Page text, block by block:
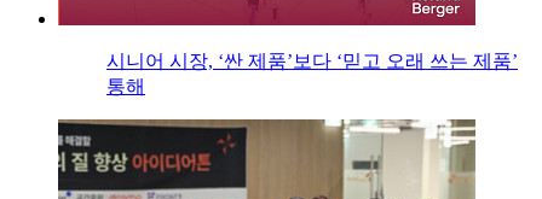
시니어 시장, ‘싼 제품’보다 ‘믿고 오래 쓰는 제품’
통해